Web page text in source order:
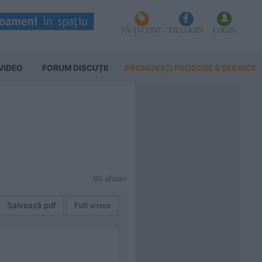
FĂ-ȚI CONT FB LOGIN LOGIN
FORUM DISCUŢII PROMOVAȚI PRODUSE & SERVICII
80 afisari
Salvează pdf Full screen